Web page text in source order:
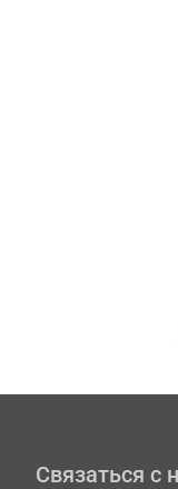
Связаться с